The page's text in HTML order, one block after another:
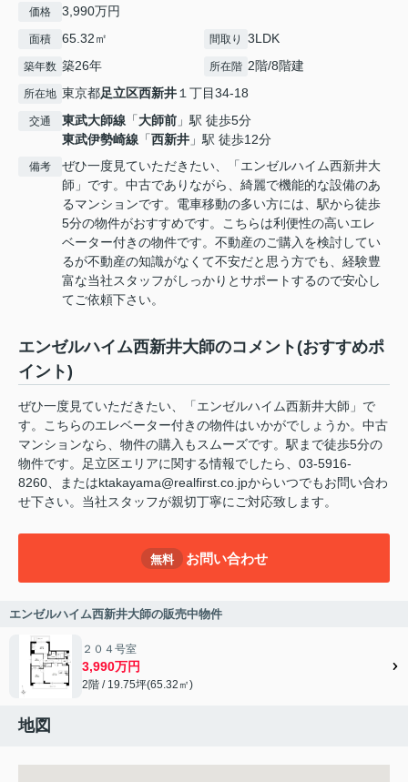
価格 3,990万円
面積 65.32㎡ 間取り 3LDK
築年数 築26年 所在階 2階/8階建
所在地 東京都足立区西新井１丁目34-18
交通 東武大師線 「大師前 」駅 徒歩5分
東武伊勢崎線 「西新井 」駅 徒歩12分
備考
ぜひ一度見ていただきたい、「エンゼルハイム西新井大
師」です。中古でありながら、綺麗で機能的な設備のあ
るマンションです。電車移動の多い方には、駅から徒歩
5分の物件がおすすめです。こちらは利便性の高いエレ
ベーター付きの物件です。不動産のご購入を検討してい
るが不動産の知識がなくて不安だと思う方でも、経験豊
富な当社スタッフがしっかりとサポートするので安心し
てご依頼下さい。
エンゼルハイム西新井大師のコメント(おすすめポ
イント)
ぜひ一度見ていただきたい、「エンゼルハイム西新井大師」で
す。こちらのエレベーター付きの物件はいかがでしょうか。中古
マンションなら、物件の購入もスムーズです。駅まで徒歩5分の
物件です。足立区エリアに関する情報でしたら、03-5916-
8260、またはktakayama@realfirst.co.jpからいつでもお問い合わ
せ下さい。当社スタッフが親切丁寧にご対応致します。
無料 お問い合わせ
エンゼルハイム西新井大師の販売中物件
２０４号室
3,990万円
2階 / 19.75坪(65.32㎡)
地図